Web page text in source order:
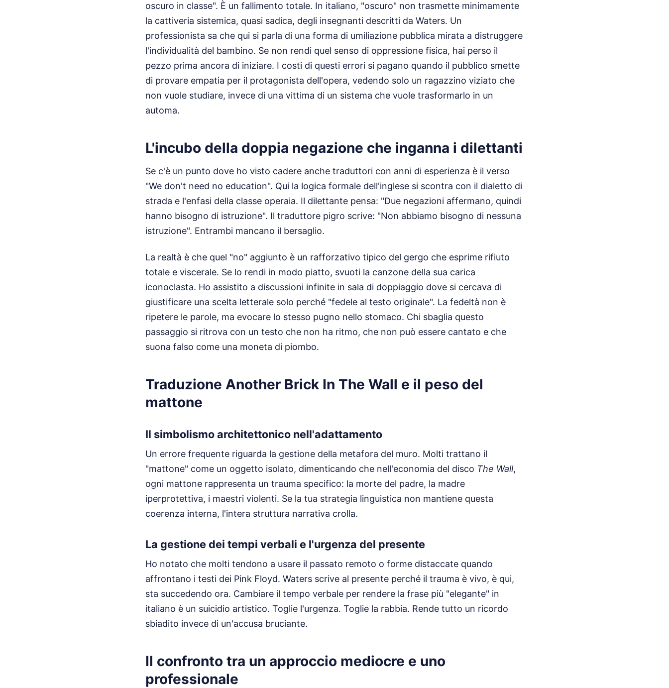
oscuro in classe". È un fallimento totale. In italiano, "oscuro" non trasmette minimamente
la cattiveria sistemica, quasi sadica, degli insegnanti descritti da Waters. Un
professionista sa che qui si parla di una forma di umiliazione pubblica mirata a distruggere
l'individualità del bambino. Se non rendi quel senso di oppressione fisica, hai perso il
pezzo prima ancora di iniziare. I costi di questi errori si pagano quando il pubblico smette
di provare empatia per il protagonista dell'opera, vedendo solo un ragazzino viziato che
non vuole studiare, invece di una vittima di un sistema che vuole trasformarlo in un
automa.
L'incubo della doppia negazione che inganna i dilettanti
Se c'è un punto dove ho visto cadere anche traduttori con anni di esperienza è il verso
"We don't need no education". Qui la logica formale dell'inglese si scontra con il dialetto di
strada e l'enfasi della classe operaia. Il dilettante pensa: "Due negazioni affermano, quindi
hanno bisogno di istruzione". Il traduttore pigro scrive: "Non abbiamo bisogno di nessuna
istruzione". Entrambi mancano il bersaglio.
La realtà è che quel "no" aggiunto è un rafforzativo tipico del gergo che esprime rifiuto
totale e viscerale. Se lo rendi in modo piatto, svuoti la canzone della sua carica
iconoclasta. Ho assistito a discussioni infinite in sala di doppiaggio dove si cercava di
giustificare una scelta letterale solo perché "fedele al testo originale". La fedeltà non è
ripetere le parole, ma evocare lo stesso pugno nello stomaco. Chi sbaglia questo
passaggio si ritrova con un testo che non ha ritmo, che non può essere cantato e che
suona falso come una moneta di piombo.
Traduzione Another Brick In The Wall e il peso del
mattone
Il simbolismo architettonico nell'adattamento
Un errore frequente riguarda la gestione della metafora del muro. Molti trattano il
"mattone" come un oggetto isolato, dimenticando che nell'economia del disco The Wall,
ogni mattone rappresenta un trauma specifico: la morte del padre, la madre
iperprotettiva, i maestri violenti. Se la tua strategia linguistica non mantiene questa
coerenza interna, l'intera struttura narrativa crolla.
La gestione dei tempi verbali e l'urgenza del presente
Ho notato che molti tendono a usare il passato remoto o forme distaccate quando
affrontano i testi dei Pink Floyd. Waters scrive al presente perché il trauma è vivo, è qui,
sta succedendo ora. Cambiare il tempo verbale per rendere la frase più "elegante" in
italiano è un suicidio artistico. Toglie l'urgenza. Toglie la rabbia. Rende tutto un ricordo
sbiadito invece di un'accusa bruciante.
Il confronto tra un approccio mediocre e uno
professionale